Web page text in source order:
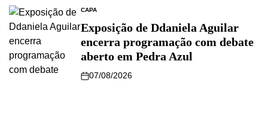
CAPA
Exposição de Ddaniela Aguilar
encerra programação com debate
aberto em Pedra Azul
07/08/2026